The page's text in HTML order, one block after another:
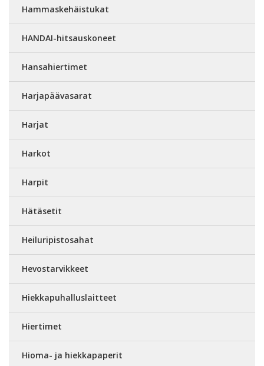
Hammaskehäistukat
HANDAI-hitsauskoneet
Hansahiertimet
Harjapäävasarat
Harjat
Harkot
Harpit
Hätäsetit
Heiluripistosahat
Hevostarvikkeet
Hiekkapuhalluslaitteet
Hiertimet
Hioma- ja hiekkapaperit